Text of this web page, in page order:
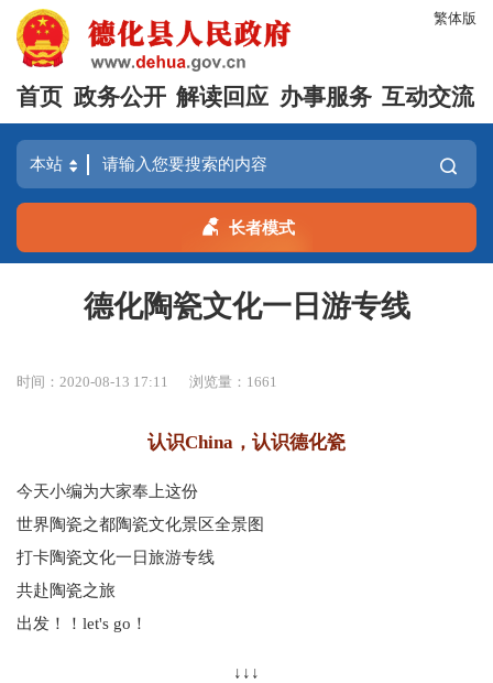
繁体版
首页 政务公开 解读回应 办事服务 互动交流
长者模式
德化陶瓷文化一日游专线
时间：2020-08-13 17:11 浏览量： 1661
认识China，认识德化瓷
今天小编为大家奉上这份
世界陶瓷之都陶瓷文化景区全景图
打卡陶瓷文化一日旅游专线
共赴陶瓷之旅
出发！！let's go！
↓ ↓↓